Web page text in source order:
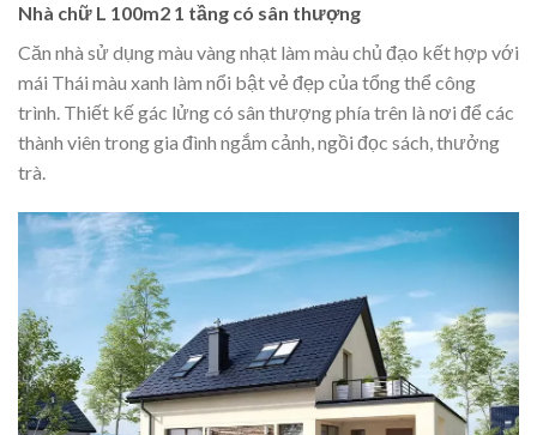
Nhà chữ L 100m2 1 tầng có sân thượng
Căn nhà sử dụng màu vàng nhạt làm màu chủ đạo kết hợp với
mái Thái màu xanh làm nổi bật vẻ đẹp của tổng thể công
trình. Thiết kế gác lửng có sân thượng phía trên là nơi để các
thành viên trong gia đình ngắm cảnh, ngồi đọc sách, thưởng
trà.